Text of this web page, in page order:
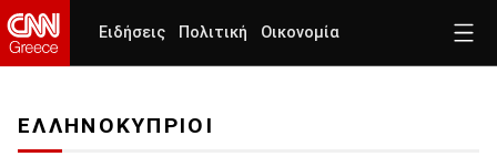
Ειδήσεις Πολιτική Οικονομία
ΕΛΛΗΝΟΚΥΠΡΙΟΙ